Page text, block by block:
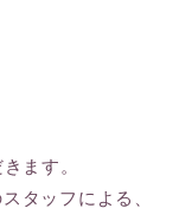
ます。
タッフによる、